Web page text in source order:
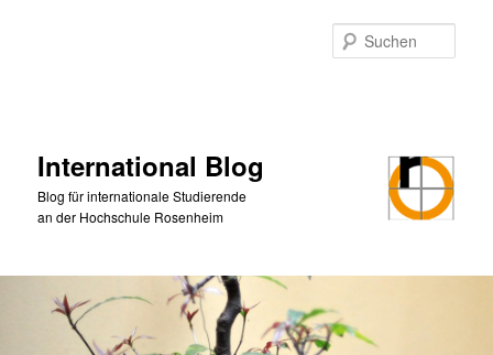
International Blog
Blog für internationale Studierende
an der Hochschule Rosenheim